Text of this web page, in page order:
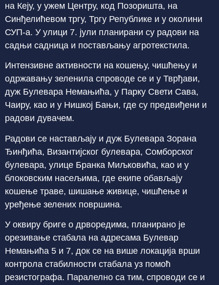
на Кеју, у ужем Центру, код Позоришта, на
Синђелићевом тргу, Тргу Републике и у околини
СУП-а. У улици 7. јули планирани су радови на
садњи садница и постављању агротекстила.
Интензивне активности на кошењу, чишћењу и
одржавању зеленила спроводе се и у Тврђави,
дуж Булевара Немањића, у Парку Свети Сава,
Чаиру, као и у Нишкој Бањи, где су предвиђени и
радови дувачем.
Радови се настављају и дуж Булевара Зорана
Ђинђића, Византијског булевара, Сомборског
булевара, улице Бранка Миљковића, као и у
блоковским насељима, где екипе обављају
кошење траве, шишање живице, чишћење и
уређење зелених површина.
У оквиру бриге о дрворедима, планирано је
орезивање стабала на адресама Булевар
Немањића 5 и 7, док се на више локација врши
контрола стабилности стабала уз помоћ
резистографа. Паралелно са тим, спроводи се и